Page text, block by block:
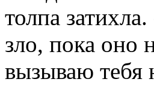
толпа
зло, пока оно
вызываю тебя